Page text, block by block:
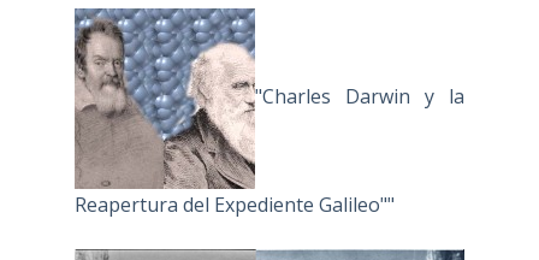
"Charles Darwin y la
Reapertura del Expediente Galileo""